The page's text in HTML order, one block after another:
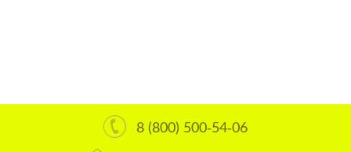
8 (800) 500-54-06